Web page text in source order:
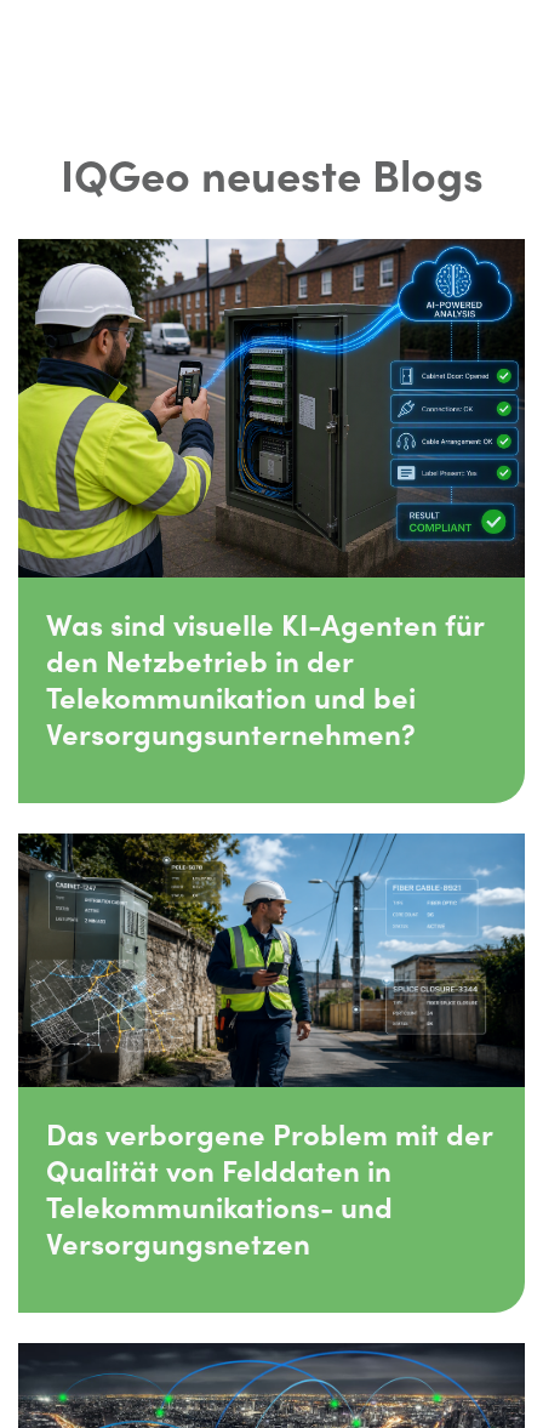
IQGeo neueste Blogs
Was sind visuelle KI-Agenten für
den Netzbetrieb in der
Telekommunikation und bei
Versorgungsunternehmen?
Das verborgene Problem mit der
Qualität von Felddaten in
Telekommunikations- und
Versorgungsnetzen